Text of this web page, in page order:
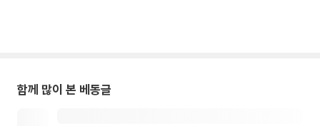
함께 많이 본 베동글